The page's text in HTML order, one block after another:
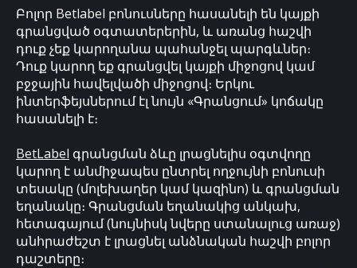
Բոլոր Betlabel բոնուսները հասանելի են կայքի
գրանցված օգտատերերին, և առանց հաշվի
դուք չեք կարողանա պահանջել պարգևներ։
Դուք կարող եք գրանցվել կայքի միջոցով կամ
բջջային հավելվածի միջոցով։ Երկու
ինտերֆեյսներում էլ նույն «Գրանցում» կոճակը
հասանելի է։
BetLabel գրանցման ձևը լրացնելիս օգտվողը
կարող է անմիջապես ընտրել ողջույնի բոնուսի
տեսակը (մոլեխաղեր կամ կազինո) և գրանցման
եղանակը։ Գրանցման եղանակից անկախ,
հետագայում (նույնիսկ նվերը ստանալուց առաջ)
անհրաժեշտ է լրացնել անձնական հաշվի բոլոր
դաշտերը։